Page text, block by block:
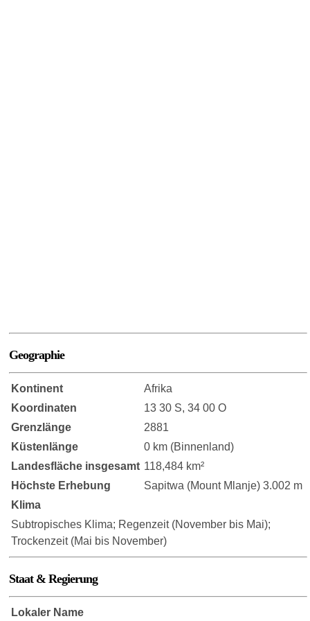
Geographie
Kontinent
Afrika
Koordinaten
13 30 S, 34 00 O
Grenzlänge
2881
Küstenlänge
0 km (Binnenland)
Landesfläche insgesamt 118,484 km²
Höchste Erhebung
Sapitwa (Mount Mlanje) 3.002 m
Klima
Subtropisches Klima; Regenzeit (November bis Mai);
Trockenzeit (Mai bis November)
Staat & Regierung
Lokaler Name